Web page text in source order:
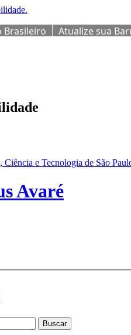
Brasileiro Atualize sua
Ciência e Tecnologia de São
Avaré
Buscar